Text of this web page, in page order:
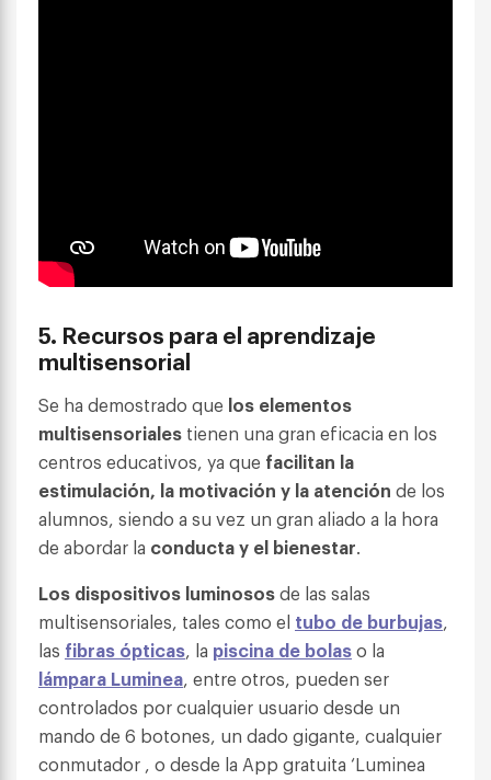
5. Recursos para el aprendizaje
multisensorial
Se ha demostrado que los elementos
multisensoriales tienen una gran eficacia en los
centros educativos, ya que facilitan la
estimulación, la motivación y la atención de los
alumnos, siendo a su vez un gran aliado a la hora
de abordar la conducta y el bienestar.
Los dispositivos luminososde las salas
multisensoriales, tales como el tubo de burbujas,
las fibras ópticas, la piscina de bolaso la
lámpara Luminea, entre otros, pueden ser
controlados por cualquier usuario desde un
mando de 6 botones, un dado gigante, cualquier
conmutador , o desde la App gratuita ‘Luminea